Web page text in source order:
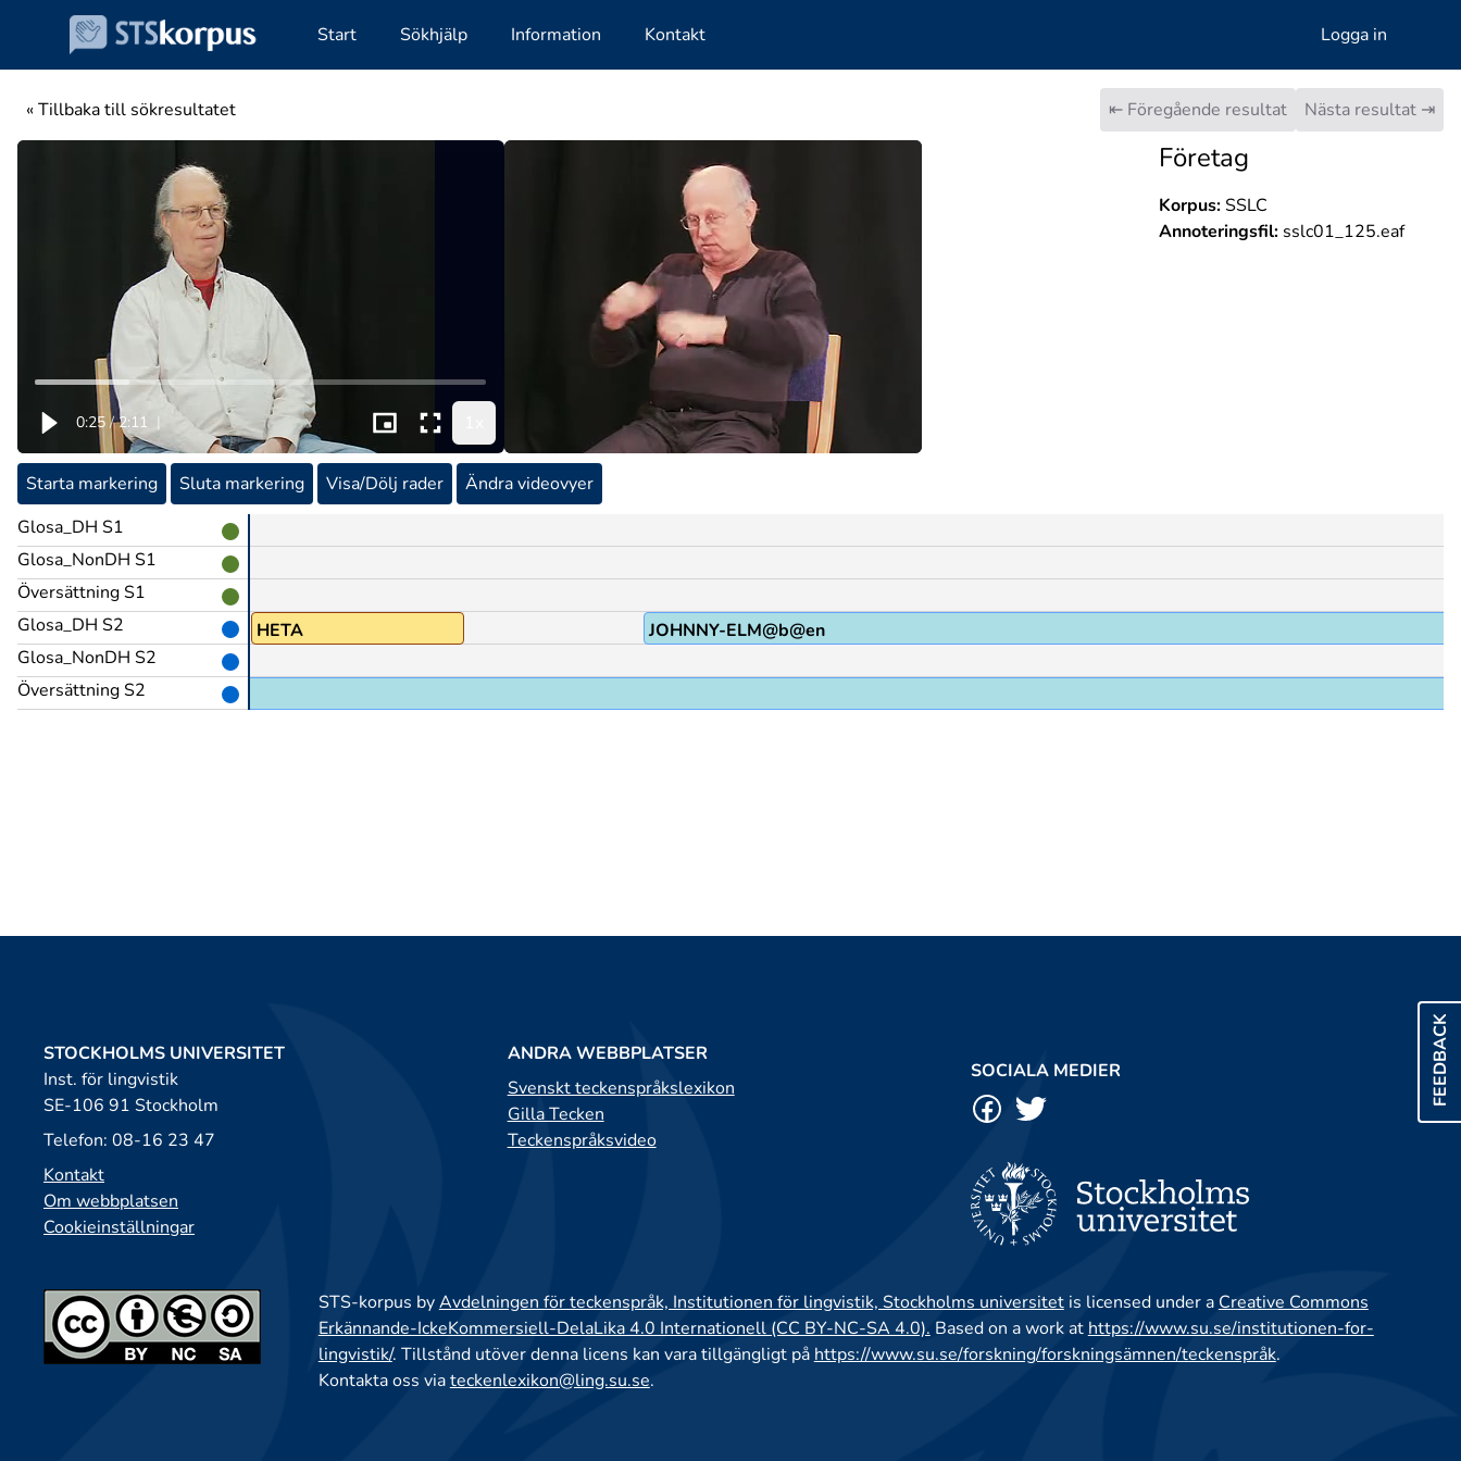
Start Sökhjälp Information Kontakt Logga in
« Tillbaka till sökresultatet ⇤ Föregående resultat Nästa resultat ⇥
0:25 / 2:11 |
Företag
Korpus:SSLC
Annoteringsfil:sslc01_125.eaf
Starta markering Sluta markering Visa/Dölj rader
Ändra videovyer
Glosa_DH S1
Glosa_NonDH S1
Översättning S1
Glosa_DH S2
Glosa_NonDH S2
Översättning S2
HETA JOHNNY-ELM@b@en
grabbar spelar i Kalmar FF.
FEEDBACK
STOCKHOLMS UNIVERSITET
Inst. för lingvistik
SE-106 91 Stockholm
Telefon: 08-16 23 47
Kontakt
Om webbplatsen
Cookieinställningar
ANDRA WEBBPLATSER
Svenskt teckenspråkslexikon
Gilla Tecken
Teckenspråksvideo
SOCIALA MEDIER
STS-korpus byAvdelningen för teckenspråk, Institutionen för lingvistik, Stockholms universitetis licensed under a Creative Commons
Erkännande-IckeKommersiell-DelaLika 4.0 Internationell (CC BY-NC-SA 4.0). Based on a work at https://www.su.se/institutionen-for-
lingvistik/. Tillstånd utöver denna licens kan vara tillgängligt på https://www.su.se/forskning/forskningsämnen/teckenspråk.
Kontakta oss viateckenlexikon@ling.su.se.